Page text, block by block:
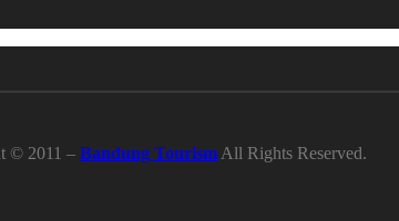
© 2011 – Bandung Tourism All Rights Reserved.